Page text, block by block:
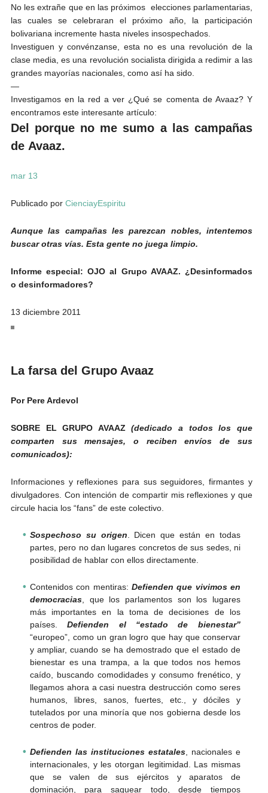
No les extrañe que en las próximos elecciones parlamentarias,
las cuales se celebraran el próximo año, la participación
bolivariana incremente hasta niveles insospechados.
Investiguen y convénzanse, esta no es una revolución de la
clase media, es una revolución socialista dirigida a redimir a las
grandes mayorías nacionales, como así ha sido.
—
Investigamos en la red a ver ¿Qué se comenta de Avaaz? Y
encontramos este interesante artículo:
Del porque no me sumo a las campañas
de Avaaz.
mar 13
Publicado por CienciayEspiritu
Aunque las campañas les parezcan nobles, intentemos
buscar otras vías. Esta gente no juega limpio.
Informe especial: OJO al Grupo AVAAZ. ¿Desinformados
o desinformadores?
13 diciembre 2011
La farsa del Grupo Avaaz
Por Pere Ardevol
SOBRE EL GRUPO AVAAZ(dedicado a todos los que
comparten sus mensajes, o reciben envíos de sus
comunicados):
Informaciones y reflexiones para sus seguidores, firmantes y
divulgadores. Con intención de compartir mis reflexiones y que
circule hacia los “fans” de este colectivo.
Sospechoso su origen . Dicen que están en todas
partes, pero no dan lugares concretos de sus sedes, ni
posibilidad de hablar con ellos directamente.
Contenidos con mentiras: Defienden que vivimos en
democracias, que los parlamentos son los lugares
más importantes en la toma de decisiones de los
países.Defienden el “estado de bienestar”
“europeo”, como un gran logro que hay que conservar
y ampliar, cuando se ha demostrado que el estado de
bienestar es una trampa, a la que todos nos hemos
caído, buscando comodidades y consumo frenético, y
llegamos ahora a casi nuestra destrucción como seres
humanos, libres, sanos, fuertes, etc., y dóciles y
tutelados por una minoría que nos gobierna desde los
centros de poder.
Defienden las instituciones estatales, nacionales e
internacionales, y les otorgan legitimidad. Las mismas
que se valen de sus ejércitos y aparatos de
dominación, para saquear todo, desde tiempos